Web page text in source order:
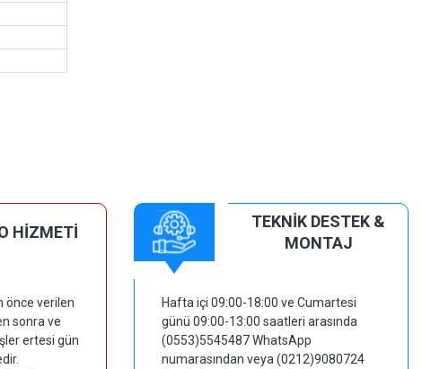
HİZMETİ
önce verilen
sonra ve
ertesi gün
TEKNİK DESTEK &
MONTAJ
Hafta içi 09:00-18:00 ve Cumartesi
günü 09:00-13:00 saatleri arasında
(0553)5545487 WhatsApp
numarasından veya (0212)9080724